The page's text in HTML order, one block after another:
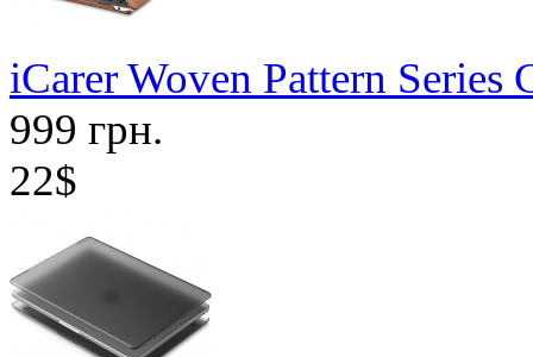
iCarer Woven Pattern
999 грн.
22$